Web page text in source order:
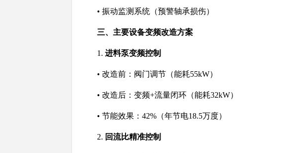
• 振动监测系统（预警轴承损伤）
三、主要设备变频改造方案
1. 进料泵变频控制
• 改造前：阀门调节（能耗55kW）
• 改造后：变频+流量闭环（能耗32kW）
• 节能效果：42%（年节电18.5万度）
2. 回流比精准控制